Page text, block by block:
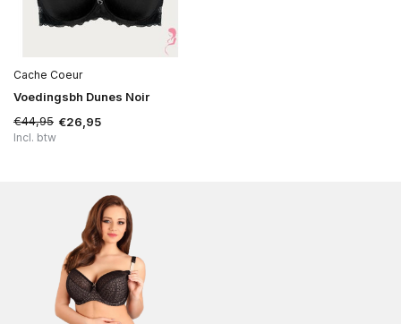
Cache Coeur
Voedingsbh Dunes Noir
€44,95 €26,95
Incl. btw